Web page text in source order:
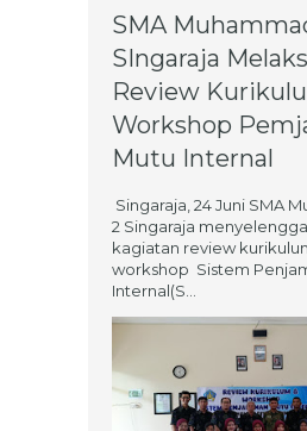
SMA
SIngaraja
Review
Workshop
Mutu Internal
Singaraja, 24 Juni SMA
2 Singaraja
kagiatan review
workshop Sistem
Internal(S...